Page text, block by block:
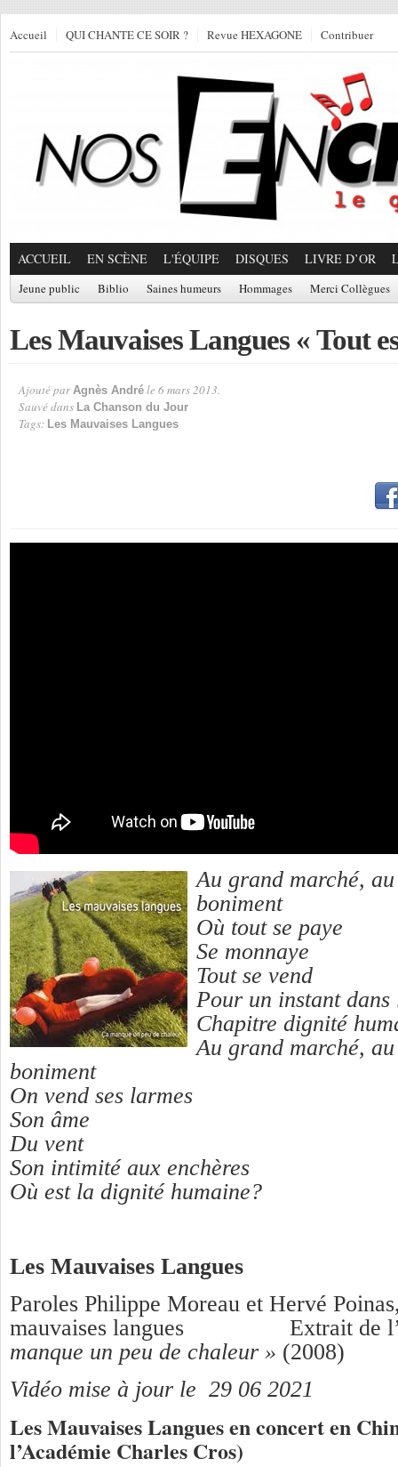
Accueil QUI CHANTE CE SOIR ? Revue HEXAGONE Contribuer
ACCUEIL EN SCÈNE L'ÉQUIPE DISQUES LIVRE D’OR
Jeune public Biblio Saines humeurs Hommages Merci Collègues
Les Mauvaises Langues « Tout
Ajouté par Agnès André le 6 mars 2013.
Sauvé dans La Chanson du Jour
Tags: Les Mauvaises Langues
Au grand marché,
boniment
Où tout se paye
Se monnaye
Tout se vend
Pour un instant
Chapitre dignité
Au grand marché,
boniment
On vend ses larmes
Son âme
Du vent
Son intimité aux enchères
Où est la dignité humaine?
Les Mauvaises Langues
Paroles Philippe Moreau et Hervé
mauvaises langues Extrait de
manque un peu de chaleur » (2008)
Vidéo mise à jour le 29 06 2021
Les Mauvaises Langues en concert en
l’Académie Charles Cros)